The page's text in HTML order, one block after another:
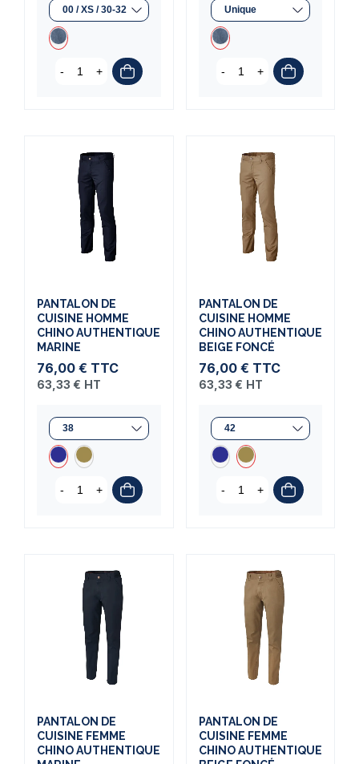
- + - +
PANTALON DE
CUISINE HOMME
CHINO AUTHENTIQUE
MARINE
76,00 € TTC
63,33 € HT
- +
PANTALON DE
CUISINE HOMME
CHINO AUTHENTIQUE
BEIGE FONCÉ
76,00 € TTC
63,33 € HT
- +
PANTALON DE
CUISINE FEMME
CHINO AUTHENTIQUE
PANTALON DE
CUISINE FEMME
CHINO AUTHENTIQUE